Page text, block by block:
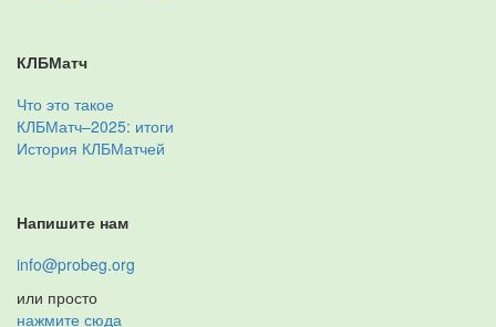
КЛБМатч
Что это такое
КЛБМатч–2025: итоги
История КЛБМатчей
Напишите нам
info@probeg.org
или просто
нажмите сюда